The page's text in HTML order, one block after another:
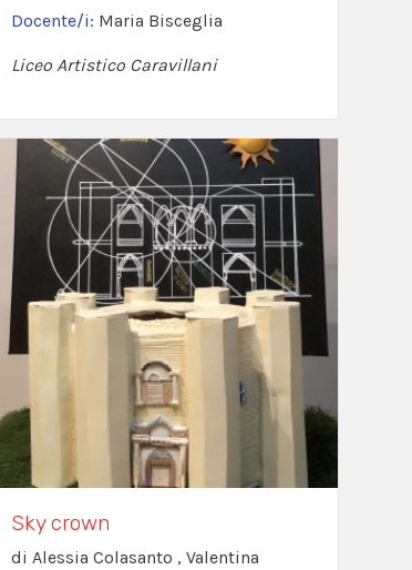
Docente/i: Maria Bisceglia
Liceo Artistico Caravillani
Sky crown
di Alessia Colasanto , Valentina